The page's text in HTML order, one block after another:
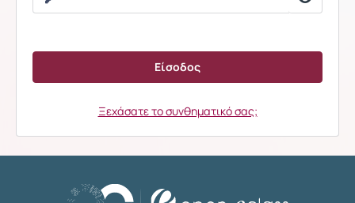
Ξεχάσατε το συνθηματικό σας;